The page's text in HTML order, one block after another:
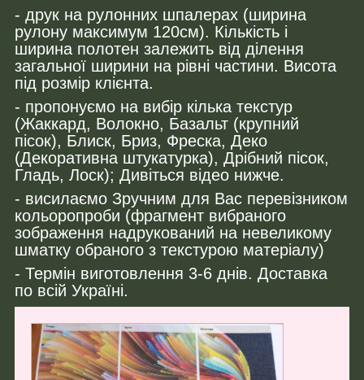
- друк на рулонних шпалерах (ширина
рулону максимум 120см). Кількість і
ширина полотен залежить від ділення
загальної ширини на рівні частини. Висота
під розмір клієнта.
- пропонуємо на вибір кілька текстур
(Жаккард, Волокно, Базальт (крупний
пісок), Блиск, Бриз, Фреска, Деко
(Декоративна штукатурка), Дрібний пісок,
Гладь, Лоск); Дивіться відео нижче.
- висилаємо Зручним для Вас перевізником
кольоропроби (фрагмент вибраного
зображення надрукований на невеликому
шматку обраного з текстурою матеріалу)
- Термін виготовлення 3-6 днів. Доставка
по всій Україні.